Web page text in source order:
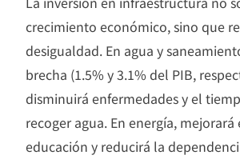
crecimiento económico, sino que
desigualdad. En agua y
brecha (1.5% y 3.1% del PIB,
disminuirá enfermedades y el
recoger agua. En energía, mejorará
educación y reducirá la